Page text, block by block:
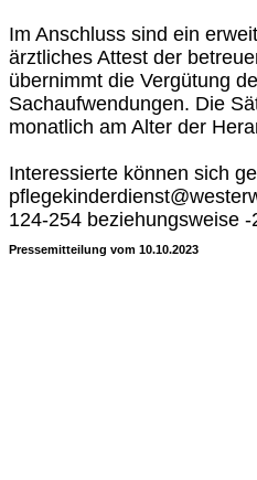
Im Anschluss sind ein
ärztliches Attest der
übernimmt die Vergütung
Sachaufwendungen. Die
monatlich am Alter der
Interessierte können sich
124-254 beziehungsweise
Pressemitteilung vom 10.10.2023